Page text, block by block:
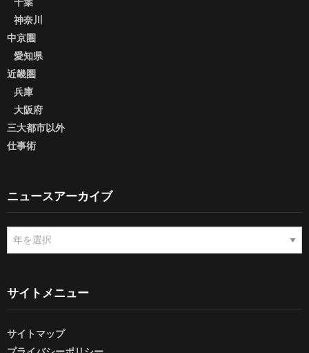
神奈川
中京圏
愛知県
近畿圏
兵庫
大阪府
三大都市以外
仕事術
ニュースアーカイブ
ア
イ
ブ
サイトメニュー
サイトマップ